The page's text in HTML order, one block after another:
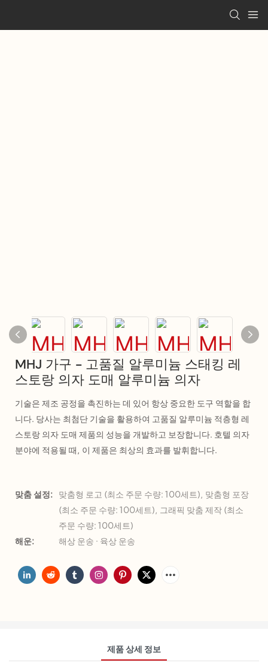
MHJ 가구 - 고품질 알루미늄 스태킹 레
스토랑 의자 도매 알루미늄 의자
기술은 제조 공정을 촉진하는 데 있어 항상 중요한 도구 역할을 합
니다. 당사는 최첨단 기술을 활용하여 고품질 알루미늄 적층형 레
스토랑 의자 도매 제품의 성능을 개발하고 보장합니다. 호텔 의자
분야에 적용될 때, 이 제품은 최상의 효과를 발휘합니다.
맞춤 설정:
맞춤형 로고 (최소 주문 수량: 100세트), 맞춤형 포장
(최소 주문 수량: 100세트), 그래픽 맞춤 제작 (최소
주문 수량: 100세트)
해운:
해상 운송 · 육상 운송
제품 상세 정보